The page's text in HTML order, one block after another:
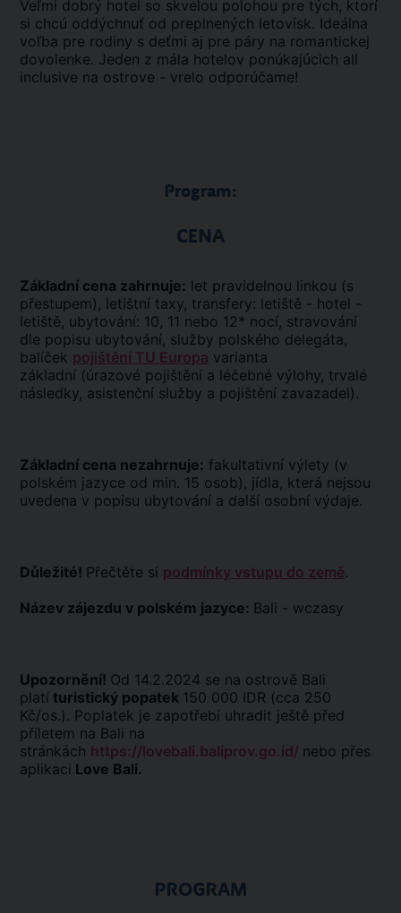
Veľmi dobrý hotel so skvelou polohou pre tých, ktorí
si chcú oddýchnuť od preplnených letovísk. Ideálna
voľba pre rodiny s deťmi aj pre páry na romantickej
dovolenke. Jeden z mála hotelov ponúkajúcich all
inclusive na ostrove - vrelo odporúčame!
Program:
CENA
Základní cena zahrnuje: let pravidelnou linkou (s
přestupem), letištní taxy, transfery: letiště - hotel -
letiště, ubytování: 10, 11 nebo 12* nocí, stravování
dle popisu ubytování, služby polského delegáta,
balíček pojištění TU Europa varianta
základní (úrazové pojištění a léčebné výlohy, trvalé
následky, asistenční služby a pojištění zavazadel).
Základní cena nezahrnuje: fakultativní výlety (v
polském jazyce od min. 15 osob), jídla, která nejsou
uvedena v popisu ubytování a další osobní výdaje.
Důležité! Přečtěte si podmínky vstupu do země.
Název zájezdu v polském jazyce: Bali - wczasy
Upozornění! Od 14.2.2024 se na ostrově Bali
platí turistický popatek 150 000 IDR (cca 250
Kč/os.). Poplatek je zapotřebí uhradit ještě před
příletem na Bali na
stránkách https://lovebali.baliprov.go.id/ nebo přes
aplikaci Love Bali.
PROGRAM